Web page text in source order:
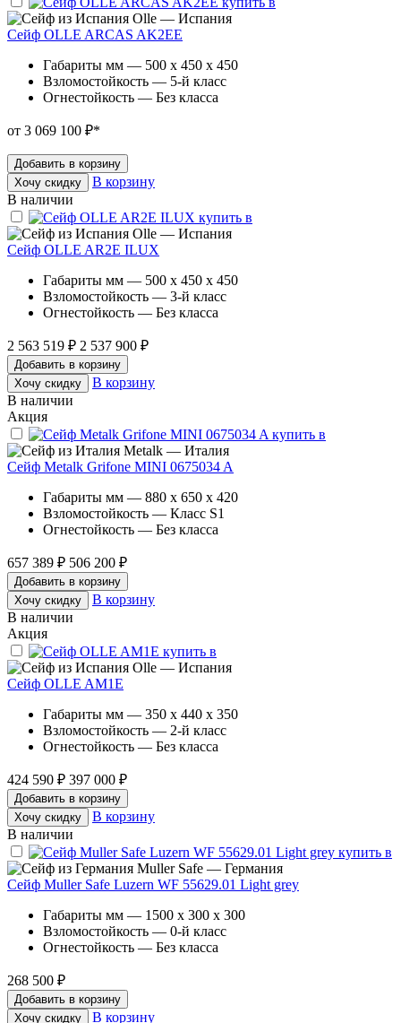
Olle — Испания
Сейф OLLE ARCAS AK2EE
Габариты мм — 500 x 450 x 450
Взломостойкость — 5-й класс
Огнестойкость — Без класса
от 3 069 100 ₽*
Добавить в корзину
Хочу скидку
В корзину
В наличии
Olle — Испания
Сейф OLLE AR2E ILUX
Габариты мм — 500 x 450 x 450
Взломостойкость — 3-й класс
Огнестойкость — Без класса
2 563 519 ₽ 2 537 900 ₽
Добавить в корзину
Хочу скидку
В корзину
В наличии
Акция
Metalk — Италия
Сейф Metalk Grifone MINI 0675034 A
Габариты мм — 880 x 650 x 420
Взломостойкость — Класс S1
Огнестойкость — Без класса
657 389 ₽ 506 200 ₽
Добавить в корзину
Хочу скидку
В корзину
В наличии
Акция
Olle — Испания
Сейф OLLE AM1E
Габариты мм — 350 x 440 x 350
Взломостойкость — 2-й класс
Огнестойкость — Без класса
424 590 ₽ 397 000 ₽
Добавить в корзину
Хочу скидку
В корзину
В наличии
Muller Safe — Германия
Сейф Muller Safe Luzern WF 55629.01 Light grey
Габариты мм — 1500 x 300 x 300
Взломостойкость — 0-й класс
Огнестойкость — Без класса
268 500 ₽
Добавить в корзину
Хочу скидку
В корзину